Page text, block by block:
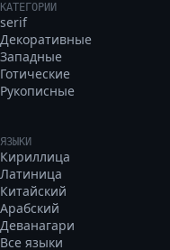
КАТЕГОРИИ
serif
Декоративные
Западные
Готические
Рукописные
ЯЗЫКИ
Кириллица
Латиница
Китайский
Арабский
Деванагари
Все языки